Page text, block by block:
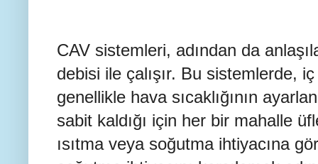
CAV sistemleri, adından da
debisi ile çalışır. Bu sistemlerde,
genellikle hava sıcaklığının
sabit kaldığı için her bir mahalle
ısıtma veya soğutma ihtiyacına